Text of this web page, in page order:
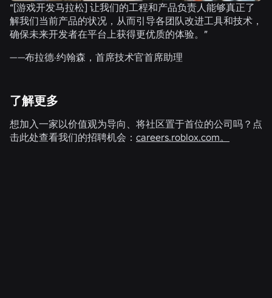
“[游戏开发马拉松] 让我们的工程和产品负责人能够真正了
解我们当前产品的状况，从而引导各团队改进工具和技术，
确保未来开发者在平台上获得更优质的体验。”
——布拉德·约翰森，首席技术官首席助理
了解更多
想加入一家以价值观为导向、将社区置于首位的公司吗？点
击此处查看我们的招聘机会： careers.roblox.com。